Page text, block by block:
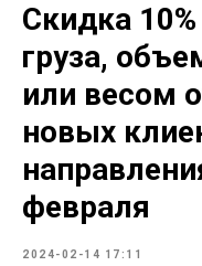
Скидка
груза,
или весом
новых
февраля
2024-02-14 17:11